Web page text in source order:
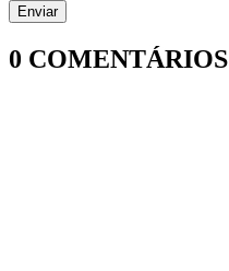
0 COMENTÁRIOS